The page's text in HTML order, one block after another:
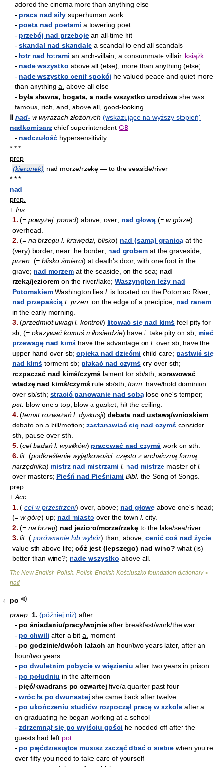
adored the cinema more than anything else
- praca nad siły superhuman work
- poeta nad poetami a towering poet
- przebój nad przeboje an all-time hit
- skandal nad skandale a scandal to end all scandals
- łotr nad łotrami an arch-villain; a consummate villain książk.
- nade wszystko above all (else), more than anything (else)
- nade wszystko cenił spokój he valued peace and quiet more
than anything a. above all else
- była sławna, bogata, a nade wszystko urodziwa she was
famous, rich, and, above all, good-looking
Ⅱ nad- w wyrazach złożonych (wskazujące na wyższy stopień)
nadkomisarz chief superintendent GB
- nadczułość hypersensitivity
* * *
prep
(kierunek) nad morze/rzekę — to the seaside/river
* * *
nad
prep.
+ Ins.
1. (= powyżej, ponad) above, over; nad głową (= w górze)
overhead.
2. (= na brzegu l. krawędzi, blisko) nad (samą) granicą at the
(very) border, near the border; nad grobem at the graveside;
przen. (= blisko śmierci) at death's door, with one foot in the
grave; nad morzem at the seaside, on the sea; nad
rzeką/jeziorem on the river/lake; Waszyngton leży nad
Potomakiem Washington lies l. is located on the Potomac River;
nad przepaścią t. przen. on the edge of a precipice; nad ranem
in the early morning.
3. (przedmiot uwagi l. kontroli) litować się nad kimś feel pity for
sb; (= okazywać komuś miłosierdzie) have l. take pity on sb; mieć
przewagę nad kimś have the advantage on l. over sb, have the
upper hand over sb; opieka nad dziećmi child care; pastwić się
nad kimś torment sb; płakać nad czymś cry over sth;
rozpaczać nad kimś/czymś lament for sb/sth; sprawować
władzę nad kimś/czymś rule sb/sth; form.
have/hold dominion
over sb/sth; stracić panowanie nad sobą lose one's temper;
pot. blow one's top, blow a gasket, hit the ceiling.
4. (temat rozważań l. dyskusji) debata nad ustawą/wnioskiem
debate on a bill/motion; zastanawiać się nad czymś consider
sth, pause over sth.
5. (cel badań l. wysiłków) pracować nad czymś work on sth.
6. lit. (podkreślenie wyjątkowości; często z archaiczną formą
narzędnika) mistrz nad mistrzami l. nad mistrze master of l.
over masters; Pieśń nad Pieśniami Bibl. the Song of Songs.
prep.
+ Acc.
1. ( cel w przestrzeni) over, above; nad głowę above one's head;
(= w górę) up; nad miasto over the town l. city.
2. (= na brzeg) nad jezioro/morze/rzekę to the lake/sea/river.
3. lit. ( porównanie lub wybór) than, above; cenić coś nad życie
value sth above life; cóż jest (lepszego) nad wino? what (is)
better than wine?; nade wszystko above all.
The New English-Polish, Polish-English Kościuszko foundation dictionary>
nad
4
po
praep. 1. (później niż) after
- po śniadaniu/pracy/wojnie after breakfast/work/the war
- po chwili after a bit a.
moment
- po godzinie/dwóch latach an hour/two years later, after an
hour/two years
- po dwuletnim pobycie w więzieniu after two years in prison
- po południu in the afternoon
- pięć/kwadrans po czwartej five/a quarter past four
- wróciła po dwunastej she came back after twelve
- po ukończeniu studiów rozpoczął pracę w szkole after a.
on graduating he began working at a school
- zdrzemnął się po wyjściu gości he nodded off after the
guests had left pot.
- po pięćdziesiątce musisz zacząć dbać o siebie when you’re
over fifty you need to take care of yourself